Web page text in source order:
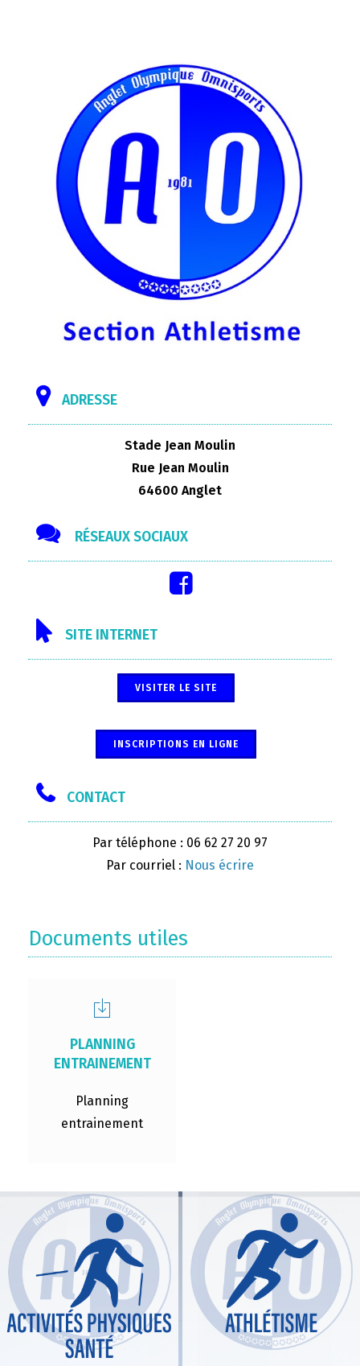
ADRESSE
Stade Jean Moulin
Rue Jean Moulin
64600 Anglet
RÉSEAUX SOCIAUX
SITE INTERNET
VISITER LE SITE
INSCRIPTIONS EN LIGNE
CONTACT
Par téléphone : 06 62 27 20 97
Par courriel : Nous écrire
Documents utiles
PLANNING
ENTRAINEMENT
Planning
entrainement